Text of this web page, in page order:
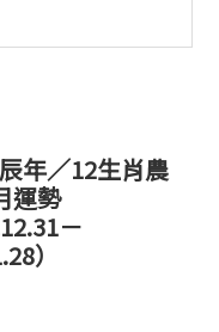
年／12生肖農
運勢
－
）